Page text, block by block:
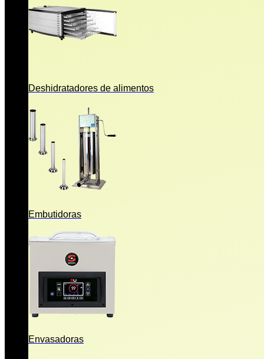
Deshidratadores de alimentos
Embutidoras
Envasadoras